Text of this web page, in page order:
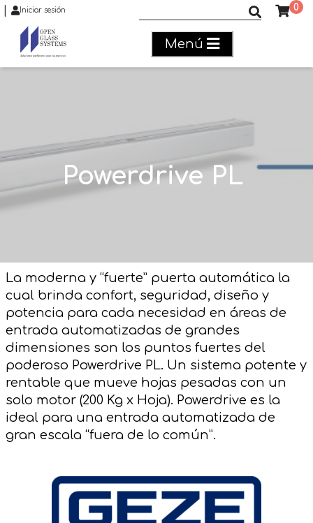
Iniciar sesión 0
Menú
Powerdrive PL
La moderna y “fuerte” puerta automática la
cual brinda confort, seguridad, diseño y
potencia para cada necesidad en áreas de
entrada automatizadas de grandes
dimensiones son los puntos fuertes del
poderoso Powerdrive PL. Un sistema potente y
rentable que mueve hojas pesadas con un
solo motor (200 Kg x Hoja). Powerdrive es la
ideal para una entrada automatizada de
gran escala “fuera de lo común”.